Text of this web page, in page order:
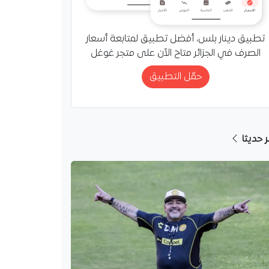
تطبيق دينار بلس، أفضل تطبيق لمتابعة أسعار
الصرف في الجزائر متاح الآن على متجر غوغل
حمّل التطبيق
حديثا